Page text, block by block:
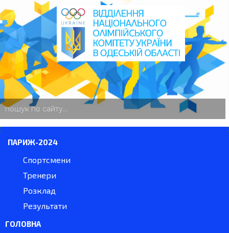
пошук
по
ПАРИЖ-2024
Спортсмени
Тренери
Розклад
Результати
ГОЛОВНА